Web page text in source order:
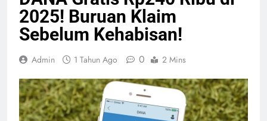
2025! Buruan Klaim
Sebelum Kehabisan!
Admin 1 Tahun Ago 0 2 Mins